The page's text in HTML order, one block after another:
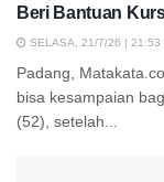
Beri Bantuan
SELASA, 21/7/26 | 21:53
Padang,
bisa kesampaian
(52), setelah...